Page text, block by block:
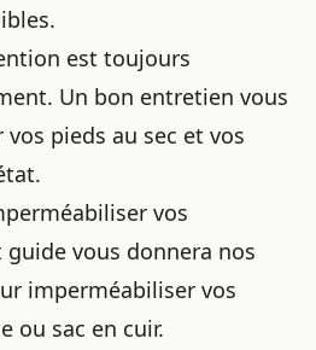
est toujours
Un bon entretien vous
pieds au sec et vos
vos
guide vous donnera nos
imperméabiliser vos
ou sac en cuir.